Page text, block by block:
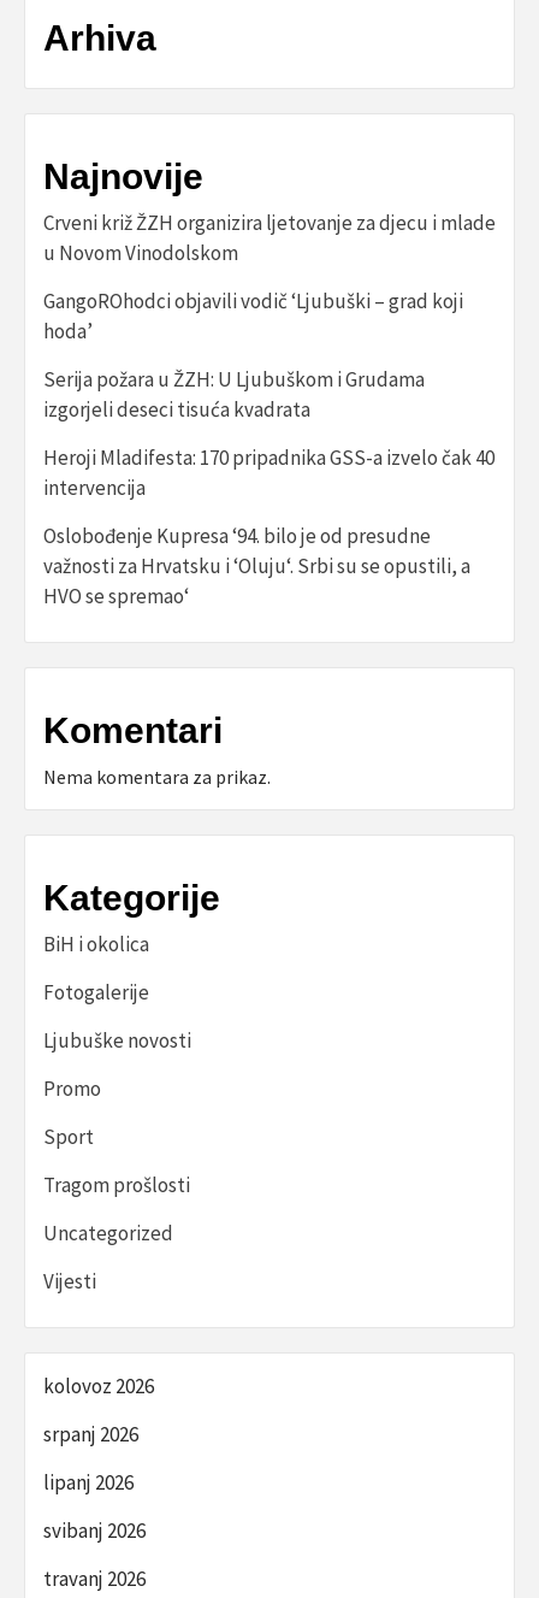
Arhiva
Najnovije
Crveni križ ŽZH organizira ljetovanje za djecu i mlade
u Novom Vinodolskom
GangoROhodci objavili vodič ‘Ljubuški – grad koji
hoda’
Serija požara u ŽZH: U Ljubuškom i Grudama
izgorjeli deseci tisuća kvadrata
Heroji Mladifesta: 170 pripadnika GSS-a izvelo čak 40
intervencija
Oslobođenje Kupresa ‘94. bilo je od presudne
važnosti za Hrvatsku i ‘Oluju‘. Srbi su se opustili, a
HVO se spremao‘
Komentari
Nema komentara za prikaz.
Kategorije
BiH i okolica
Fotogalerije
Ljubuške novosti
Promo
Sport
Tragom prošlosti
Uncategorized
Vijesti
kolovoz 2026
srpanj 2026
lipanj 2026
svibanj 2026
travanj 2026